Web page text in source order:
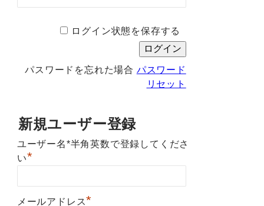
ログイン状態を保存する
パスワードを忘れた場合 パスワード
リセット
新規ユーザー登録
ユーザー名*半角英数で登録してくださ
い*
メールアドレス*